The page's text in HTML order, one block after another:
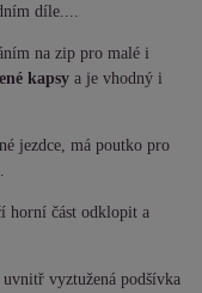
díle....
na zip pro malé i
kapsy a je vhodný i
jezdce, má poutko pro
horní část odklopit a
vyztužená podšívka